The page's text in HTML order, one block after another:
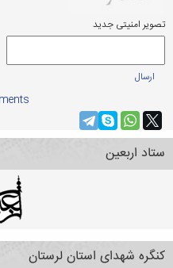
تصویر امنیتی جدید
ارسال
ستاد اربعین
کنگره شهدای استان لرستان